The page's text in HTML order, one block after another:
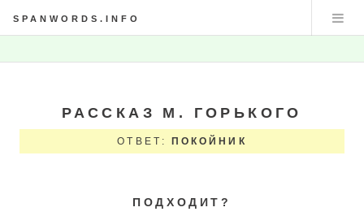
SPANWORDS.INFO
РАССКАЗ М. ГОРЬКОГО
ОТВЕТ: ПОКОЙНИК
ПОДХОДИТ?